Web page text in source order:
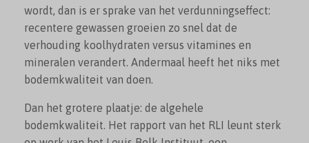
wordt, dan is er sprake van het verdunningseffect:
recentere gewassen groeien zo snel dat de
verhouding koolhydraten versus vitamines en
mineralen verandert. Andermaal heeft het niks met
bodemkwaliteit van doen.
Dan het grotere plaatje: de algehele
bodemkwaliteit. Het rapport van het RLI leunt sterk